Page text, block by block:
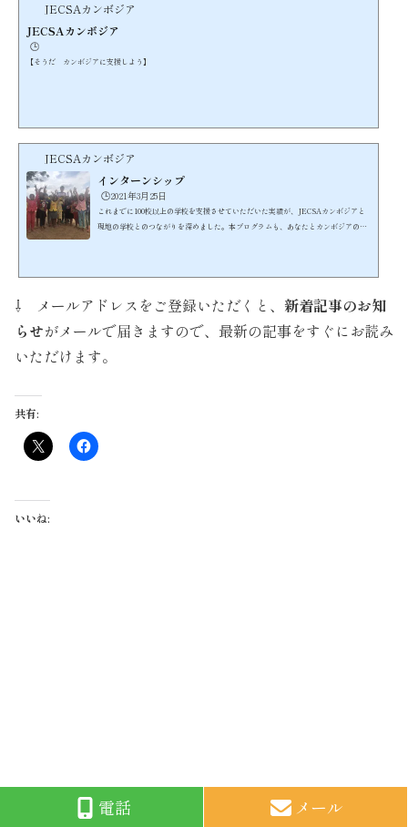
JECSAカンボジア
JECSAカンボジア
🕒️
【そうだ カンボジアに支援しよう】
JECSAカンボジア
インターンシップ
🕒️2021年3月25日
これまでに100校以上の学校を支援させていただいた実績が、JECSAカンボジアと
現地の学校とのつながりを深めました。本プログラムも、あなたとカンボジアの子
催するインターンシップの参加スタイルには、ホームステイ...
⇩ メールアドレスをご登録いただくと、 新着記事のお知
らせがメールで届きますので、最新の記事をすぐにお読み
いただけます。
共有:
いいね:
電話 メール